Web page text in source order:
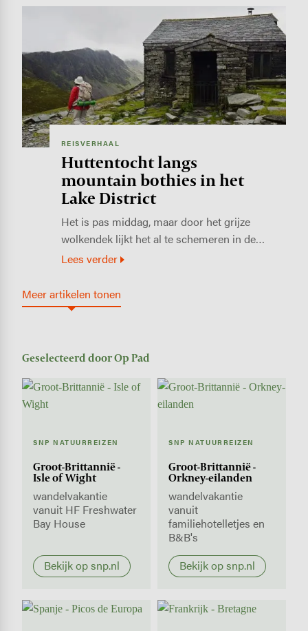
REISVERHAAL
Huttentocht langs
mountain bothies in het
Lake District
Het is pas middag, maar door het grijze
wolkendek lijkt het al te schemeren in de…
Lees verder
Meer artikelen tonen
Geselecteerd door Op Pad
SNP NATUURREIZEN
Groot-Brittannië -
Isle of Wight
wandelvakantie
vanuit HF Freshwater
Bay House
Bekijk op snp.nl
SNP NATUURREIZEN
Groot-Brittannië -
Orkney-eilanden
wandelvakantie
vanuit
familiehotelletjes en
B&B's
Bekijk op snp.nl